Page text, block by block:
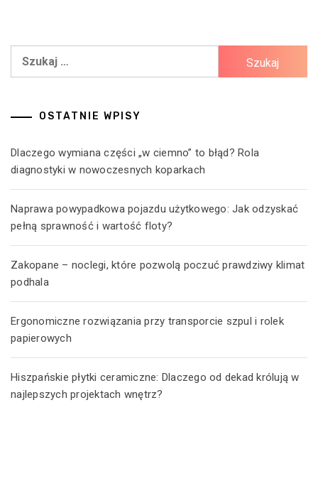
Szukaj:
OSTATNIE WPISY
Dlaczego wymiana części „w ciemno” to błąd? Rola
diagnostyki w nowoczesnych koparkach
Naprawa powypadkowa pojazdu użytkowego: Jak odzyskać
pełną sprawność i wartość floty?
Zakopane – noclegi, które pozwolą poczuć prawdziwy klimat
podhala
Ergonomiczne rozwiązania przy transporcie szpul i rolek
papierowych
Hiszpańskie płytki ceramiczne: Dlaczego od dekad królują w
najlepszych projektach wnętrz?